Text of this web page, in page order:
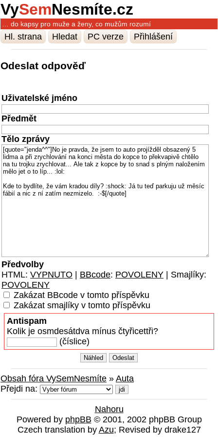
VySemNesmíte.cz
… do kapsy pro muže a ženy, co mužům rozumí
Hl. strana Hledat PC verze Přihlášení
Odeslat odpověď
Uživatelské jméno
Předmět
Tělo zprávy
Předvolby
HTML: VYPNUTO BBcode: POVOLENY | Smajlíky:
POVOLENY
Zakázat BBcode v tomto příspěvku
Zakázat smajlíky v tomto příspěvku
Antispam
Kolik je osmdesátdva mínus čtyřicettři?
(číslice)
Obsah fóra VySemNesmíte » Auta
Přejdi na:
Nahoru
Powered by phpBB © 2001, 2002 phpBB Group
Czech translation by Azu; Revised by drake127